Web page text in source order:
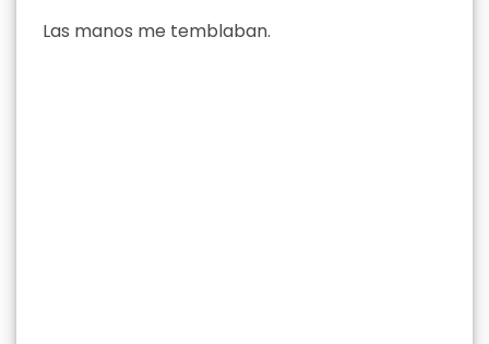
Las manos me temblaban.